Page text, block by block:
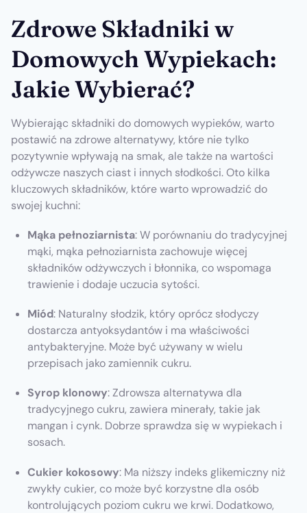
Zdrowe Składniki w
Domowych Wypiekach:
Jakie Wybierać?
Wybierając składniki do domowych wypieków, warto
postawić na zdrowe alternatywy, które nie tylko
pozytywnie wpływają na smak, ale także na wartości
odżywcze naszych ciast i innych słodkości. Oto kilka
kluczowych składników, które warto wprowadzić do
swojej kuchni:
Mąka pełnoziarnista: W porównaniu do tradycyjnej
mąki, mąka pełnoziarnista zachowuje więcej
składników odżywczych i błonnika, co wspomaga
trawienie i dodaje uczucia sytości.
Miód: Naturalny słodzik, który oprócz słodyczy
dostarcza antyoksydantów i ma właściwości
antybakteryjne. Może być używany w wielu
przepisach jako zamiennik cukru.
Syrop klonowy: Zdrowsza alternatywa dla
tradycyjnego cukru, zawiera minerały, takie jak
mangan i cynk. Dobrze sprawdza się w wypiekach i
sosach.
Cukier kokosowy: Ma niższy indeks glikemiczny niż
zwykły cukier, co może być korzystne dla osób
kontrolujących poziom cukru we krwi. Dodatkowo,